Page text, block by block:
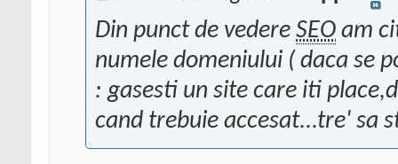
Din punct de vedere SEO am
numele domeniului ( daca se
: gasesti un site care iti
cand trebuie accesat...tre' sa